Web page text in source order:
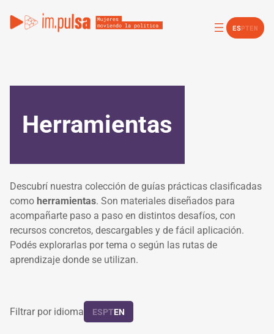
ESPTEN
Herramientas
Descubrí nuestra colección de guías prácticas clasificadas
como herramientas. Son materiales diseñados para
acompañarte paso a paso en distintos desafíos, con
recursos concretos, descargables y de fácil aplicación.
Podés explorarlas por tema o según las rutas de
aprendizaje donde se utilizan.
Filtrar por idioma ESPTEN